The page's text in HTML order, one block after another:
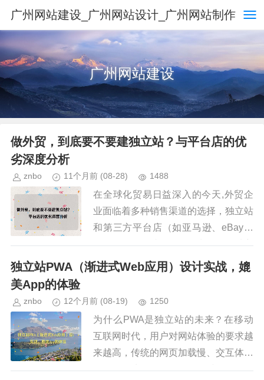
广州网站建设_广州网站设计_广州网站制作
广州网站建设
做外贸，到底要不要建独立站？与平台店的优
劣深度分析
znbo 11个月前 (08-28) 1488
在全球化贸易日益深入的今天,外贸企
业面临着多种销售渠道的选择，独立站
和第三方平台店（如亚马逊、eBay、
阿里巴巴国际站等）是最常见的两种方
式，许多外贸从业者常常陷入纠结：是
独立站PWA（渐进式Web应用）设计实战，媲
美App的体验
znbo 12个月前 (08-19) 1250
为什么PWA是独立站的未来？在移动
互联网时代，用户对网站体验的要求越
来越高，传统的网页加载慢、交互体验
差，而原生App虽然体验优秀，但开发